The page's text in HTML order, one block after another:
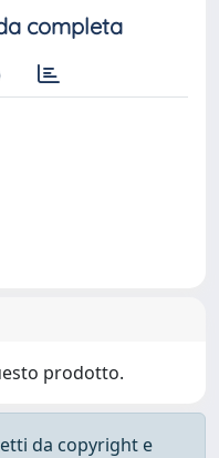
completa
prodotto.
da copyright e